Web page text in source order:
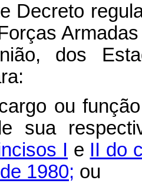
Decreto
dos
ou
sua
I e II do
1980; ou